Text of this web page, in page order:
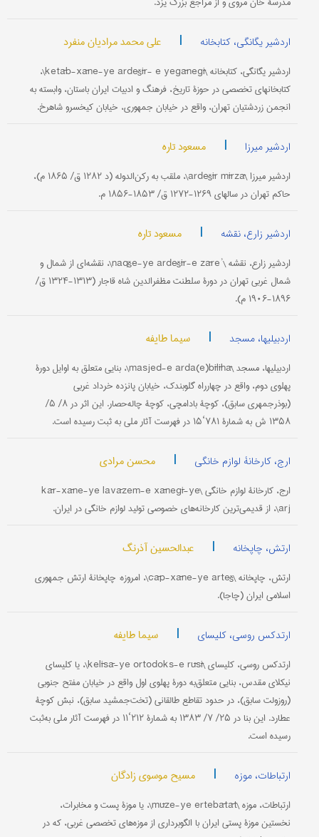
اردشیر یگانگی، کتابخانه | علی محمد مرادیان منفرد
اردشیر یگانگی، کتابخانه \ketāb-xāne-ye ardešīr- e yegānegī\،
کتابخانه‎ای تخصصی در حوزۀ تاریخ، فرهنگ و ادبیات ایران باستان، وابسته به
انجمن زردشتیان تهران، واقع در خیابان جمهوری، خیابان کیخسرو شاهرخ.
اردشیر میرزا | مسعود تاره
اردشیر میرزا \ardešīr mīrzā\، ملقب به رکن‌الدوله (د ۱۲۸۲ ق/ ۱۸۶۵ م)،
حاکم تهران در سالهای ۱۲۶۹-۱۲۷۲ ق/ ۱۸۵۳-۱۸۵۶ م.
اردشیر زارع، نقشه | مسعود تاره
اردشیر زارع، نقشه \naqše-ye ardešīr-e zāreʾ\، نقشه‌ای از شمال و
شمال غربی تهران در دورۀ سلطنت مظفرالدین شاه قاجار (۱۳۱۳-۱۳۲۴ ق/
۱۸۹۶-۱۹۰۶ م).
اردبیلیها، مسجد | سیما طایفه
اردبیلیها، مسجد \masjed-e arda(e)bīlīhā\، بنایی متعلق به اوایل دورۀ
پهلوی دوم، واقع در چهارراه گلوبندک، خیابان پانزده خرداد غربی
(بوذرجمهری سابق)، کوچۀ بادامچی، کوچۀ چاله‌حصار. این اثر در ۸/ ۵/
۱۳۵۸ ش به شمارۀ ۷۸۱‘۱۵ در فهرست آثار ملی به ثبت رسیده است.
ارج، کارخانۀ لوازم خانگی | محسن مرادی
ارج، کارخانۀ لوازم خانگی \kār-xāne-ye lavāzem-e xānegī-ye
arj\، از قدیمی‌ترین کارخانه‌های خصوصی تولید لوازم خانگی در ایران.
ارتش، چاپخانه | عبدالحسین آذرنگ
ارتش، چاپخانه \čāp-xāne-ye arteš\، امروزه: چاپخانۀ ارتش جمهوری
اسلامی ایران (چاجا).
ارتدکس روسی، کلیسای | سیما طایفه
ارتدکس روسی، کلیسای \kelīsā-ye ortodoks-e rūsī\، یا کلیسای
نیکلای مقدس، بنایی متعلق‌به دورۀ پهلوی اول واقع در خیابان مفتح جنوبی
(روزولت سابق)، در حدود تقاطع طالقانی (تخت‌جمشید سابق)، نبش کوچۀ
عطارد. این بنا در ۲۵/ ۷/ ۱۳۸۳ به شمارۀ ۲۱۲‘۱۱ در فهرست آثار ملی به‌ثبت
رسیده است.
ارتباطات، موزه | مسیح موسوی زادگان
ارتباطات، موزه \mūze-ye ertebātāt\، یا موزۀ پست و مخابرات،
نخستین موزۀ پستی ایران با الگوبرداری از موزه‌های تخصصی غربی، که در